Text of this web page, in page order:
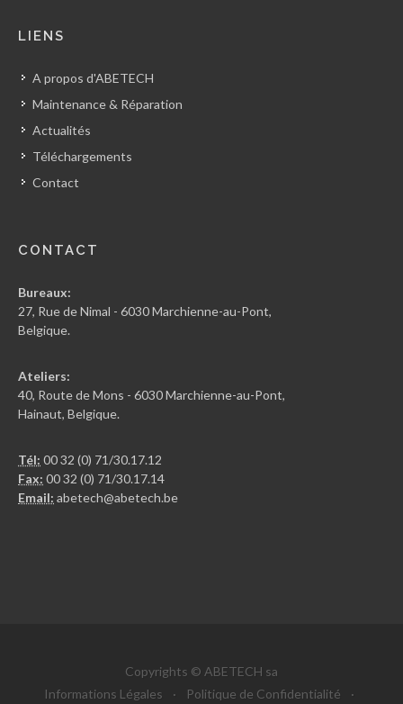
LIENS
A propos d'ABETECH
Maintenance & Réparation
Actualités
Téléchargements
Contact
CONTACT
Bureaux:
27, Rue de Nimal - 6030 Marchienne-au-Pont,
Belgique.
Ateliers:
40, Route de Mons - 6030 Marchienne-au-Pont,
Hainaut, Belgique.
Tél: 00 32 (0) 71/30.17.12
Fax: 00 32 (0) 71/30.17.14
Email: abetech@abetech.be
Copyrights © ABETECH sa
Informations Légales
· Politique de Confidentialité ·